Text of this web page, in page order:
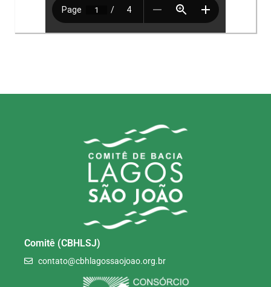
Comitê (CBHLSJ)
contato@cbhlagossaojoao.org.br